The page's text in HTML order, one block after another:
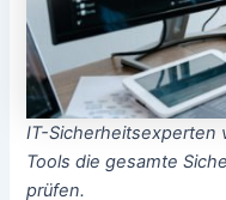
IT-Sicherheitsexperten
Tools die gesamte
prüfen.